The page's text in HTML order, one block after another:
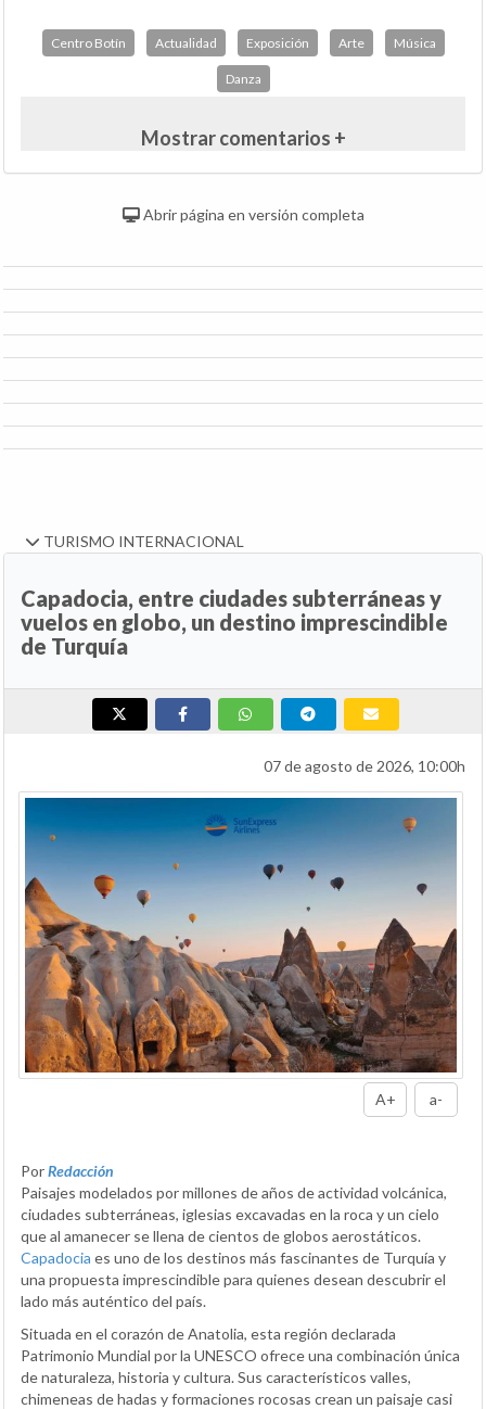
Centro Botín Actualidad Exposición Arte Música
Danza
Mostrar comentarios +
Abrir página en versión completa
TURISMO INTERNACIONAL
Capadocia, entre ciudades subterráneas y
vuelos en globo, un destino imprescindible
de Turquía
07 de agosto de 2026, 10:00h
A+ a-
PorRedacción
Paisajes modelados por millones de años de actividad volcánica,
ciudades subterráneas, iglesias excavadas en la roca y un cielo
que al amanecer se llena de cientos de globos aerostáticos.
Capadocia es uno de los destinos más fascinantes de Turquía y
una propuesta imprescindible para quienes desean descubrir el
lado más auténtico del país.
Situada en el corazón de Anatolia, esta región declarada
Patrimonio Mundial por la UNESCO ofrece una combinación única
de naturaleza, historia y cultura. Sus característicos valles,
chimeneas de hadas y formaciones rocosas crean un paisaje casi